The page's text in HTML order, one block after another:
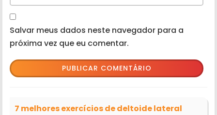
Salvar meus dados neste navegador para a
próxima vez que eu comentar.
7 melhores exercícios de deltoide lateral